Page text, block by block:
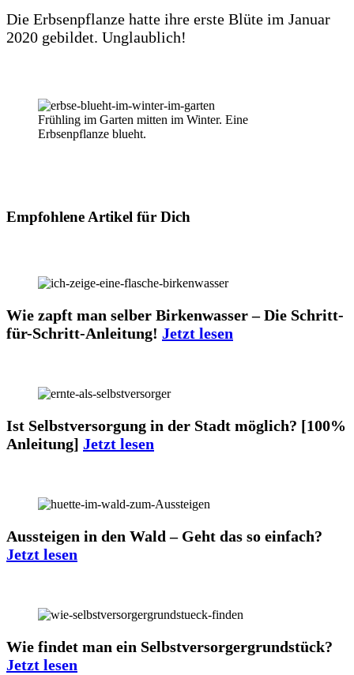
Die Erbsenpflanze hatte ihre erste Blüte im Januar
2020 gebildet. Unglaublich!
Frühling im Garten mitten im Winter. Eine
Erbsenpflanze blueht.
Empfohlene Artikel für Dich
Wie zapft man selber Birkenwasser – Die Schritt-
für-Schritt-Anleitung! Jetzt lesen
Ist Selbstversorgung in der Stadt möglich? [100%
Anleitung] Jetzt lesen
Aussteigen in den Wald – Geht das so einfach?
Jetzt lesen
Wie findet man ein Selbstversorgergrundstück?
Jetzt lesen